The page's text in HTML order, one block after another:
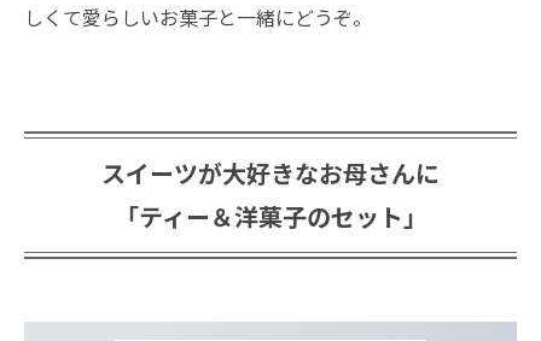
しくて愛らしいお菓子と一緒にどうぞ。
スイーツが大好きなお母さんに
「ティー＆洋菓子のセット」